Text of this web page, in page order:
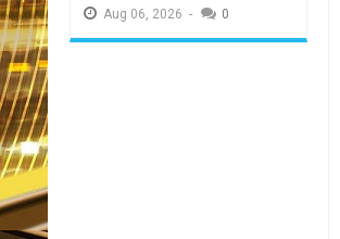
Aug 06, 2026 - 0